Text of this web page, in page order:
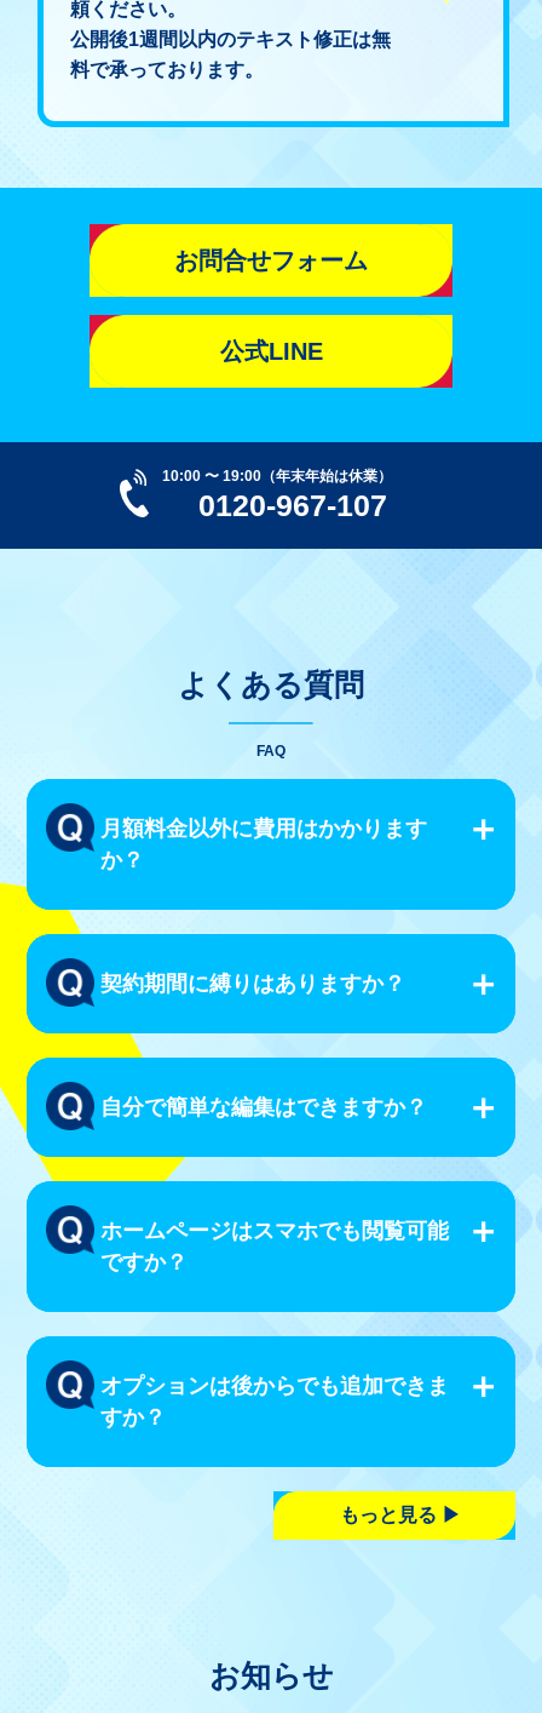
頼ください。
公開後1週間以内のテキスト修正は無
料で承っております。
お問合せフォーム
公式LINE
10:00 〜 19:00（年末年始は休業）
0120-967-107
よくある質問
FAQ
月額料金以外に費用はかかります
か？
契約期間に縛りはありますか？
自分で簡単な編集はできますか？
ホームページはスマホでも閲覧可能
ですか？
オプションは後からでも追加できま
すか？
もっと見る
お知らせ